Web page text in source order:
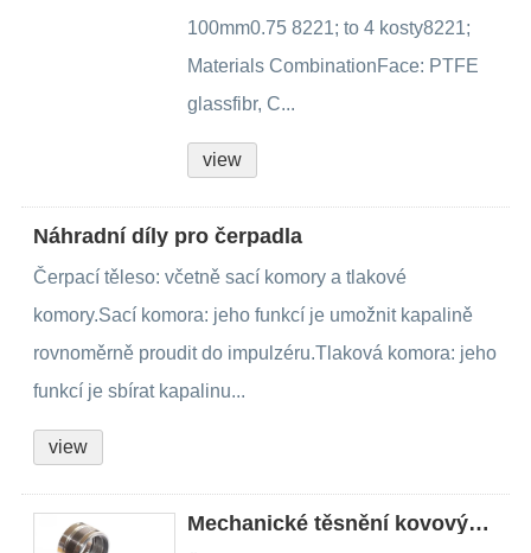
100mm0.75 8221; to 4 kosty8221;
Materials CombinationFace: PTFE
glassfibr, C...
view
Náhradní díly pro čerpadla
Čerpací těleso: včetně sací komory a tlakové
komory.Sací komora: jeho funkcí je umožnit kapalině
rovnoměrně proudit do impulzéru.Tlaková komora: jeho
funkcí je sbírat kapalinu...
view
Mechanické těsnění kovových zvonků